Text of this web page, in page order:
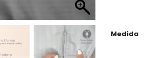
Medida